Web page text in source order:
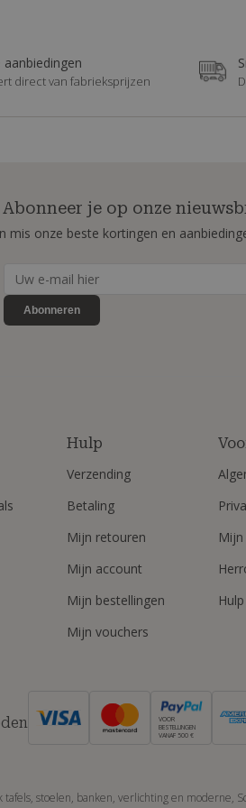
aanbiedingen
direct van fabrieksprijzen
Abonneer je op onze
mis onze beste kortingen en
Abonneren
Hulp
Verzending
Betaling
Mijn retouren
Mijn account
Mijn bestellingen
Mijn vouchers
Hulp
VOOR
BESTELLINGEN
VANAF 500 €
stoelen, banken, verlichting en